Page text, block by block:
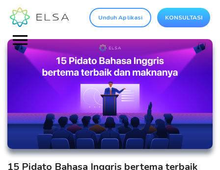
Unduh Aplikasi KONSULTASI
15 Pidato Bahasa Inggris bertema terbaik